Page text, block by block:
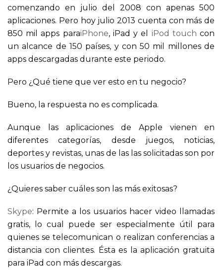
comenzando en julio del 2008 con apenas 500
aplicaciones. Pero hoy julio 2013 cuenta con más de
850 mil apps paraiPhone, iPad y el iPod touch con
un alcance de 150 países, y con 50 mil millones de
apps descargadas durante este periodo.
Pero ¿Qué tiene que ver esto en tu negocio?
Bueno, la respuesta no es complicada.
Aunque las aplicaciones de Apple vienen en
diferentes categorías, desde juegos, noticias,
deportes y revistas, unas de las las solicitadas son por
los usuarios de negocios.
¿Quieres saber cuáles son las más exitosas?
Skype: Permite a los usuarios hacer video llamadas
gratis, lo cual puede ser especialmente útil para
quienes se telecomunican o realizan conferencias a
distancia con clientes. Ésta es la aplicación gratuita
para iPad con más descargas.